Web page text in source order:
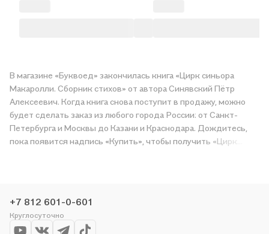
В магазине «Буквоед» закончилась книга «Цирк синьора
Макаролли. Сборник стихов» от автора Синявский Пётр
Алексеевич. Когда книга снова поступит в продажу, можно
будет сделать заказ из любого города России: от Санкт-
Петербурга и Москвы до Казани и Краснодара. Дождитесь,
пока появится надпись «Купить», чтобы получить «Цирк
акции. Оставайтесь с нами, чтобы не упустить выгоду!
+7 812 601-0-601
Круглосуточно